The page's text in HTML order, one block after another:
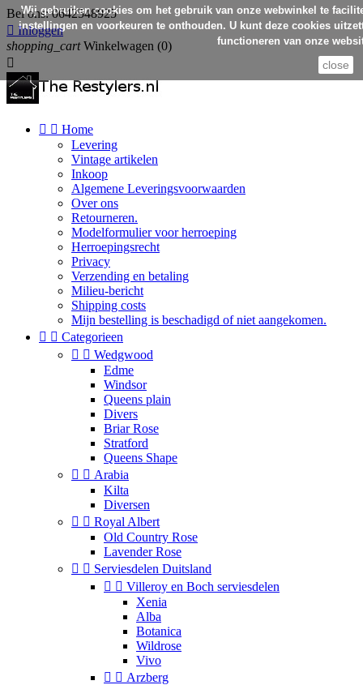
Bel ons:0642548925
 Inloggen
shopping_cart Winkelwagen (0)

  Home
Levering
Vintage artikelen
Inkoop
Algemene Leveringsvoorwaarden
Over ons
Retourneren.
Modelformulier voor herroeping
Herroepingsrecht
Privacy
Verzending en betaling
Milieu-bericht
Shipping costs
Mijn bestelling is beschadigd of niet aangekomen.
  Categorieen
  Wedgwood
Edme
Windsor
Queens plain
Divers
Briar Rose
Stratford
Queens Shape
  Arabia
Kilta
Diversen
  Royal Albert
Old Country Rose
Lavender Rose
  Serviesdelen Duitsland
  Villeroy en Boch serviesdelen
Xenia
Alba
Botanica
Wildrose
Vivo
  Arzberg
Wij gebruiken cookies om het gebruik van onze webwinkel te
instellingen en voorkeuren te onthouden. U kunt deze cookies
functioneren van onze
close